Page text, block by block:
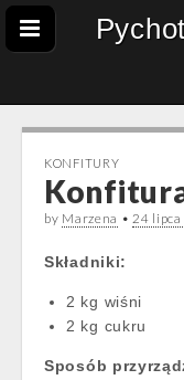
KONFITURY
by Marzena •24
Składniki:
2 kg wiśni
2 kg cukru
Sposób